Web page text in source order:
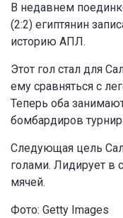
В недавнем
(2:2) египтянин
историю АПЛ.
Этот гол стал для
ему сравняться с
Теперь оба
бомбардиров
Следующая цель
голами. Лидирует
мячей.
Фото: Getty Images